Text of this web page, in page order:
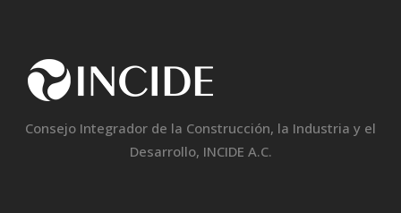
Consejo Integrador de la Construcción, la Industria y el
Desarrollo, INCIDE A.C.